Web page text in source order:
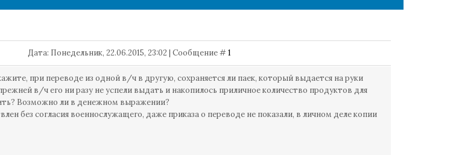
Дата: Понедельник, 22.06.2015, 23:02 | Сообщение #1
при переводе из одной в/ч в другую, сохраняется ли паек, который выдается на руки
в/ч его ни разу не успели выдать и накопилось приличное количество продуктов для
Возможно ли в денежном выражении?
без согласия военнослужащего, даже приказа о переводе не показали, в личном деле копии